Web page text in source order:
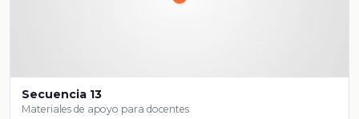
Secuencia 13
Materiales de apoyo para docentes